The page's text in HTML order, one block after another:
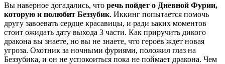
Вы наверное догадались, что речь пойдет о Дневной Фурии,
которую и полюбит Беззубик. Иккинг попытается помочь
другу завоевать сердце красавицы, и ради ьаких моментов
стоит ожидать дату выхода 3 части. Как приручить дикого
дракона вы знаете, но вы не знаете, что героев ждет новая
угроза. Охотник за ночными фуриями, положил глаз на
Беззубика, и он не успокоиться пока не поймает дракона. Чем